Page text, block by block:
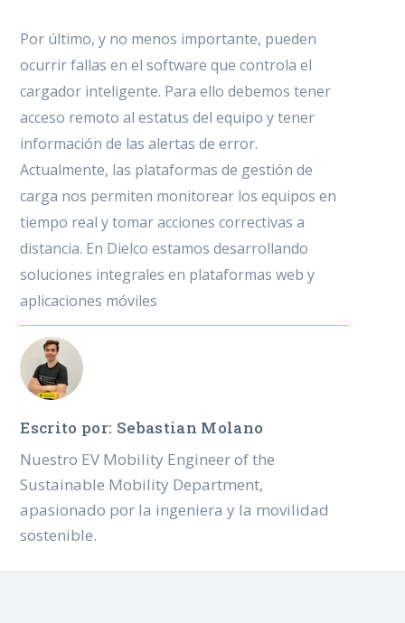
Por último, y no menos importante, pueden
ocurrir fallas en el software que controla el
cargador inteligente. Para ello debemos tener
acceso remoto al estatus del equipo y tener
información de las alertas de error.
Actualmente, las plataformas de gestión de
carga nos permiten monitorear los equipos en
tiempo real y tomar acciones correctivas a
distancia. En Dielco estamos desarrollando
soluciones integrales en plataformas web y
aplicaciones móviles
Escrito por: Sebastian Molano
Nuestro EV Mobility Engineer of the
Sustainable Mobility Department,
apasionado por la ingeniera y la movilidad
sostenible.